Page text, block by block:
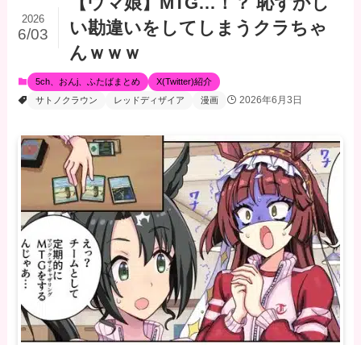
い勘違いをしてしまうクラちゃ
んｗｗｗ
2026
6/03
5ch、おんj、ふたばまとめ
X(Twitter)紹介
サトノクラウン
レッドディザイア 漫画 2026年6月3日